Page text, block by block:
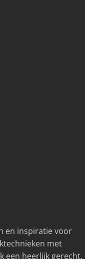
en inspiratie voor
met
een heerlijk gerecht.